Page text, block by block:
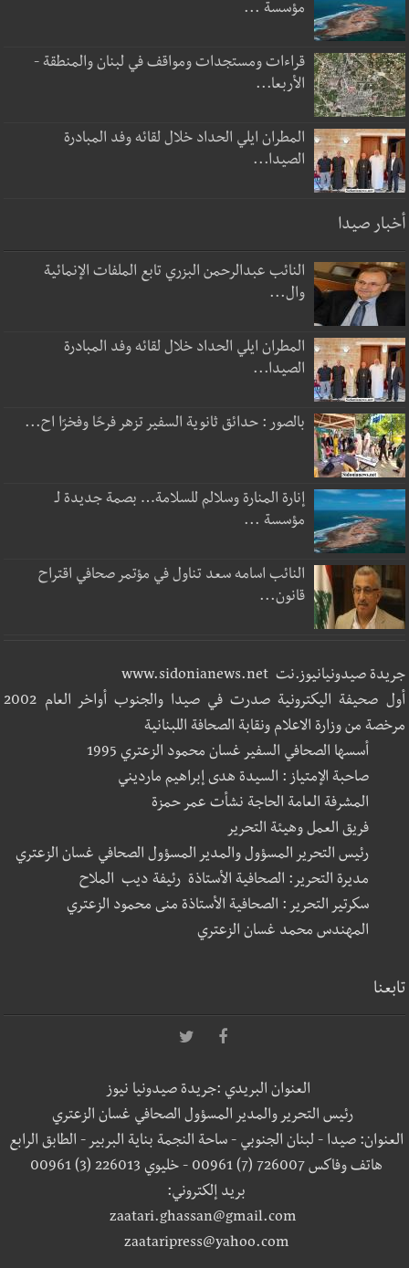
مؤسسة ...
قراءات ومستجدات ومواقف في لبنان والمنطقة -
الأربعا...
المطران ايلي الحداد خلال لقائه وفد المبادرة
الصيدا...
أخبار صيدا
النائب عبدالرحمن البزري تابع الملفات الإنمائية
وال...
المطران ايلي الحداد خلال لقائه وفد المبادرة
الصيدا...
بالصور : حدائق ثانوية السفير تزهر فرحًا وفخرًا اح...
إنارة المنارة وسلالم للسلامة… بصمة جديدة لـ
مؤسسة ...
النائب اسامه سعد تناول في مؤتمر صحافي اقتراح
قانون...
جريدة صيدونيانيوز.نت www.sidonianews.net
أول صحيفة اليكترونية صدرت في صيدا والجنوب أواخر العام 2002
مرخصة من وزارة الاعلام ونقابة الصحافة اللبنانية
أسسها الصحافي السفير غسان محمود الزعتري 1995
صاحبة الإمتياز : السيدة هدى إبراهيم مارديني
المشرفة العامة الحاجة نشأت عمر حمزة
فريق العمل وهيئة التحرير
رئيس التحرير المسؤول والمدير المسؤول الصحافي غسان الزعتري
مديرة التحرير: الصحافية الأستاذة رئيفة ديب الملاح
سكرتير التحرير : الصحافية الأستاذة منى محمود الزعتري
المهندس محمد غسان الزعتري
تابعنا
العنوان البريدي :جريدة صيدونيا نيوز
رئيس التحرير والمدير المسؤول الصحافي غسان الزعتري
العنوان: صيدا - لبنان الجنوبي - ساحة النجمة بناية البربير - الطابق الرابع
هاتف وفاكس 726007 (7) 00961 - خليوي 226013 (3) 00961
بريد إلكتروني:
zaatari.ghassan@gmail.com
zaataripress@yahoo.com